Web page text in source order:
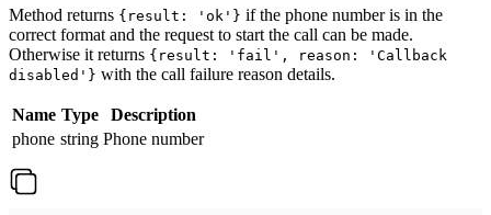
Method returns {result: 'ok'} if the phone number is in the
correct format and the request to start the call can be made.
Otherwise it returns {result: 'fail', reason: 'Callback
disabled'} with the call failure reason details.
Name Type
Description
phone string Phone number